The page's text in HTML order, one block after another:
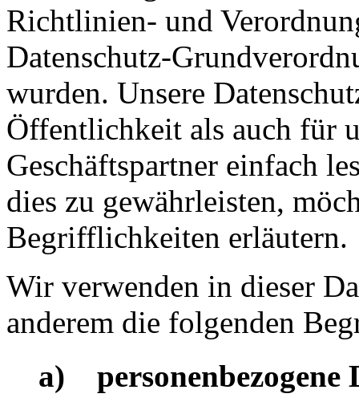
Richtlinien- und
Datenschutz-
wurden. Unsere
Öffentlichkeit als auch für
Geschäftspartner einfach
dies zu gewährleisten,
Begrifflichkeiten erläutern.
Wir verwenden in dieser
anderem die folgenden
a) personenbezogene